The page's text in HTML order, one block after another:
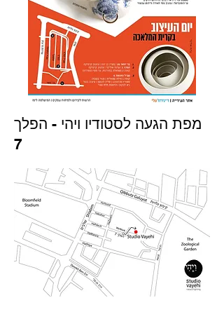
מפת הגעה לסטודיו ויהי - הפלך
7